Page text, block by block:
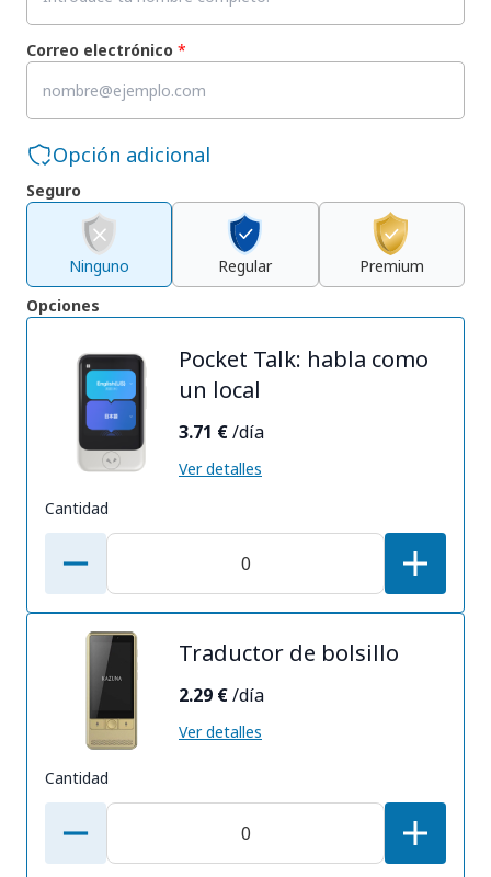
Correo electrónico *
Opción adicional
Seguro
Ninguno Regular
Premium
Opciones
Pocket Talk: habla como
un local
3.71 €/día
Ver detalles
Cantidad
Traductor de bolsillo
2.29 €/día
Ver detalles
Cantidad